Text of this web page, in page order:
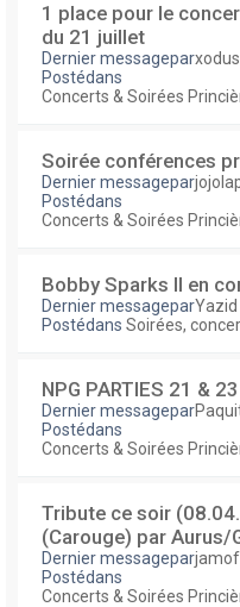
1 place pour le
du 21 juillet
Dernier messagepar
Postédans
Concerts & Soirées
Soirée conférences
Dernier messagepar
Postédans
Concerts & Soirées
Bobby Sparks II en
Dernier messagepar
Postédans Soirées,
NPG PARTIES 21 &
Dernier messagepar
Postédans
Concerts & Soirées
Tribute ce soir
(Carouge) par Aurus/
Dernier messagepar
Postédans
Concerts & Soirées